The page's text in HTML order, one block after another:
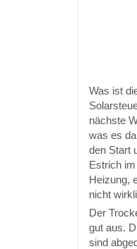
Was ist
nächste
was es
den Start
Estrich
Heizung,
nicht
Der
gut aus.
sind